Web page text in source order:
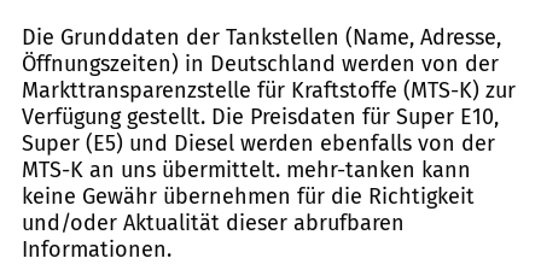
Die Grunddaten der Tankstellen (Name, Adresse,
Öffnungszeiten) in Deutschland werden von der
Markttransparenzstelle für Kraftstoffe (MTS-K) zur
Verfügung gestellt. Die Preisdaten für Super E10,
Super (E5) und Diesel werden ebenfalls von der
MTS-K an uns übermittelt. mehr-tanken kann
keine Gewähr übernehmen für die Richtigkeit
und/oder Aktualität dieser abrufbaren
Informationen.